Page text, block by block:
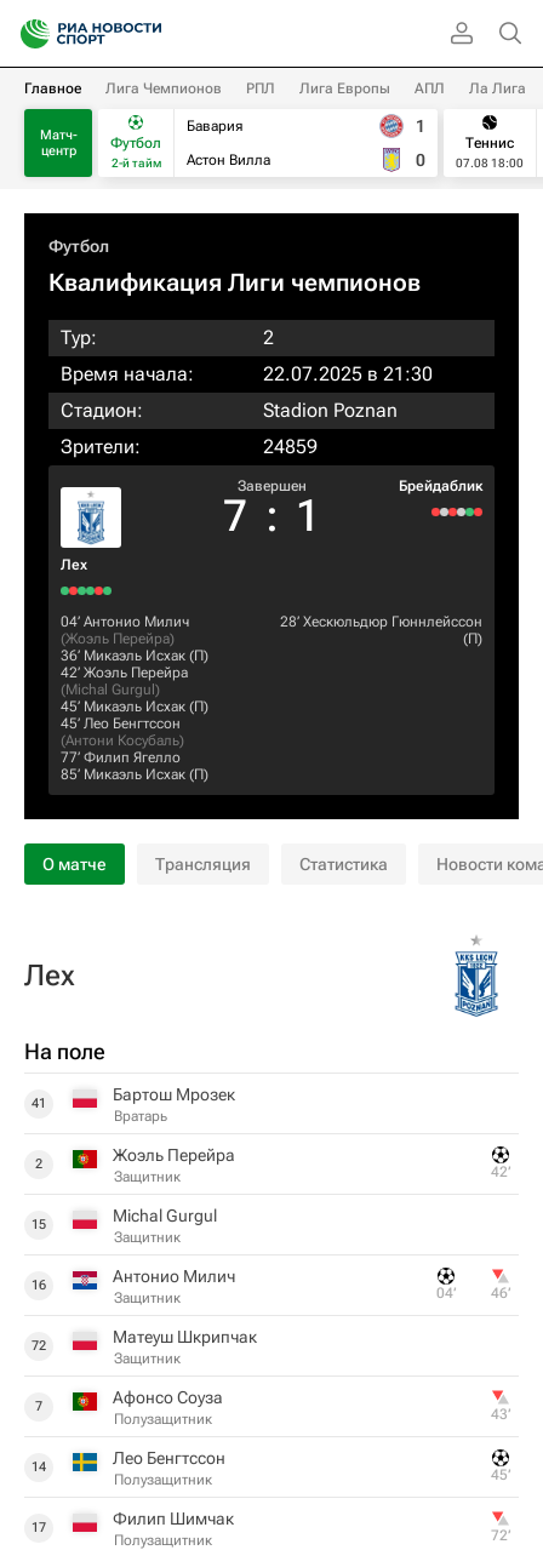
Главное Лига Чемпионов РПЛ Лига Европы АПЛ Ла Лига
Матч-
центр
Футбол
2-й тайм
Бавария
Астон Вилла
1
0
Теннис
07.08 18:00
Футбол
Квалификация Лиги чемпионов
Тур:
2
Время начала:
22.07.2025 в 21:30
Стадион:
Stadion Poznan
Зрители:
24859
Лех
Завершен
7 : 1
Брейдаблик
04‎’‎ Антонио Милич
(Жоэль Перейра)
36‎’‎ Микаэль Исхак (П)
42‎’‎ Жоэль Перейра
(Michal Gurgul )
45‎’‎ Микаэль Исхак (П)
45‎’‎ Лео Бенгтссон
(Антони Косубаль)
77‎’‎ Филип Ягелло
85‎’‎ Микаэль Исхак (П)
28‎’‎ Хескюльдюр Гюннлейссон
(П)
О матче Трансляция Статистика Новости
Лех
На поле
41 Бартош Мрозек
Вратарь
2 Жоэль Перейра
Защитник 42‎’‎
15 Michal Gurgul
Защитник
16 Антонио Милич
Защитник 04‎’‎ 46‎’‎
72 Матеуш Шкрипчак
Защитник
7 Афонсо Соуза
Полузащитник 43‎’‎
14 Лео Бенгтссон
Полузащитник 45‎’‎
17 Филип Шимчак
Полузащитник 72‎’‎